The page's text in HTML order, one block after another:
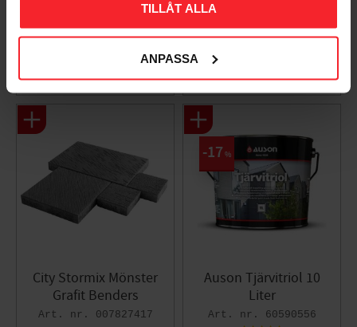
TILLÅT ALLA
ANPASSA
003983062
15KR
Lägg till i favoriter Lägg
City Stormix Mönster
Grafit Benders
007827417
Auson Tjärvitriol 10
Liter
60590556
17 %